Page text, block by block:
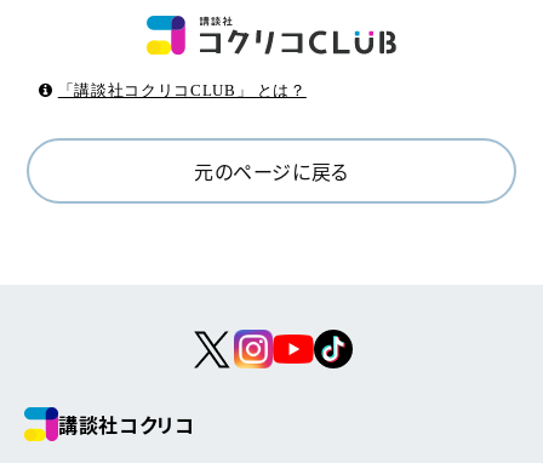
「講談社コクリコCLUB」 とは？
元のページに戻る
講談社コクリコ